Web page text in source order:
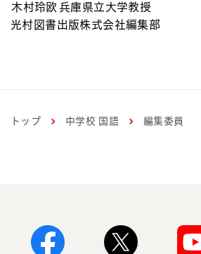
木村玲欧 兵庫県立大学教授
光村図書出版株式会社編集部
トップ 中学校 国語 編集委員